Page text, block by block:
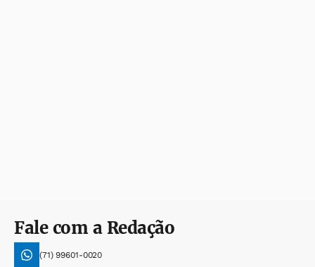
Fale com a Redação
(71) 99601-0020